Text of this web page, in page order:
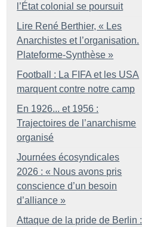
l’État colonial se poursuit
Lire René Berthier, « Les
Anarchistes et l’organisation.
Plateforme-Synthèse »
Football : La FIFA et les USA
marquent contre notre camp
En 1926... et 1956 :
Trajectoires de l’anarchisme
organisé
Journées écosyndicales
2026 : « Nous avons pris
conscience d’un besoin
d’alliance »
Attaque de la pride de Berlin :